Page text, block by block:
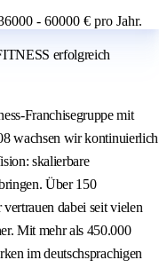
- 60000 € pro Jahr.
erfolgreich
Franchisegruppe mit
wachsen wir kontinuierlich
skalierbare
Über 150
dabei seit vielen
Mit mehr als 450.000
im deutschsprachigen